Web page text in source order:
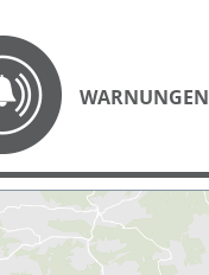
WARNUNGEN